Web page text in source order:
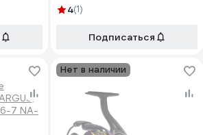
IM8 2.65 м, 7-35 г NP-CJUG-
4(1)
Подписаться
Нет в наличии